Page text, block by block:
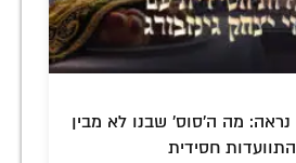
מה ה'סוס' שבנו לא מבין
חסידית